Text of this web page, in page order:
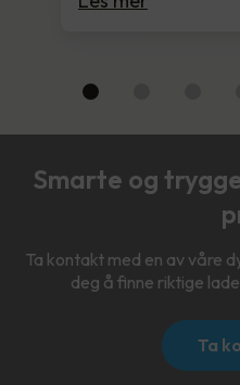
Smarte og
Ta kontakt med en av våre
deg å finne riktige
Ta